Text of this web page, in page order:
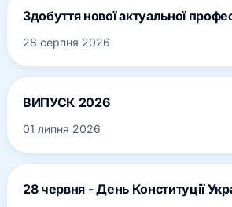
Здобуття нової актуальної
28 серпня 2026
ВИПУСК 2026
01 липня 2026
28 червня - День Конституції